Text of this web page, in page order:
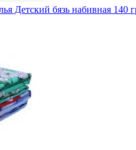
Детский бязь набивная 140